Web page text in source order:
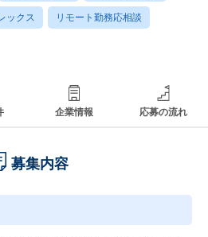
ックス リモート勤務応相談
企業情報 応募の流れ
募集内容